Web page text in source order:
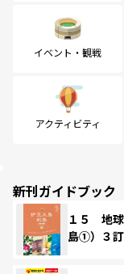
イベント・観戦
アクティビティ
新刊ガイドブック
１５ 地
島①）３